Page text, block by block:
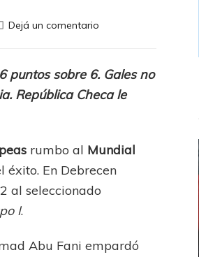
Dejá un comentarioen
días
de
travesuras
puntos sobre 6. Gales no
República Checa le
rumbo al Mundial
En Debrecen
al seleccionado
I.
Abu Fani empardó